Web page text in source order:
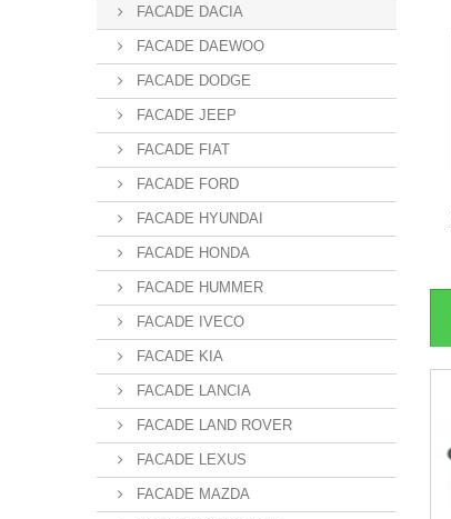
FACADE DACIA
FACADE DAEWOO
FACADE DODGE
FACADE JEEP
FACADE FIAT
FACADE FORD
FACADE HYUNDAI
FACADE HONDA
FACADE HUMMER
FACADE IVECO
FACADE KIA
FACADE LANCIA
FACADE LAND ROVER
FACADE LEXUS
FACADE MAZDA